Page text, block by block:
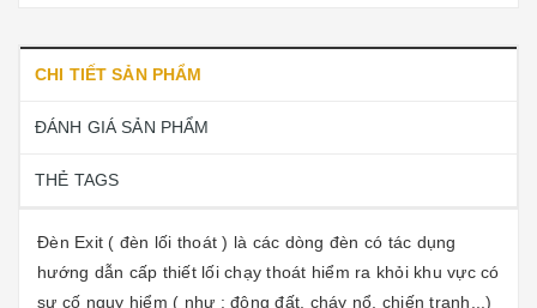
CHI TIẾT SẢN PHẨM
ĐÁNH GIÁ SẢN PHẨM
THẺ TAGS
Đèn Exit ( đèn lối thoát ) là các dòng đèn có tác dụng
hướng dẫn cấp thiết lối chạy thoát hiểm ra khỏi khu vực có
sự cố nguy hiểm ( như : động đất, cháy nổ, chiến tranh...)